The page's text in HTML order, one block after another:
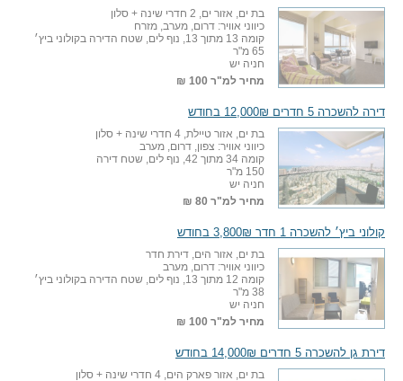
בת ים, אזור ים, 2 חדרי שינה + סלון
כיווני אוויר: דרום, מערב, מזרח
קומה 13 מתוך 13, נוף לים, שטח הדירה בקולוני ביץ׳
65 מ"ר
חניה יש
מחיר למ"ר 100 ₪
דירה להשכרה 5 חדרים 12,000₪ בחודש
בת ים, אזור טיילת, 4 חדרי שינה + סלון
כיווני אוויר: צפון, דרום, מערב
קומה 34 מתוך 42, נוף לים, שטח דירה
150 מ"ר
חניה יש
מחיר למ"ר 80 ₪
קולוני ביץ׳ להשכרה 1 חדר 3,800₪ בחודש
בת ים, אזור הים, דירת חדר
כיווני אוויר: דרום, מערב
קומה 12 מתוך 13, נוף לים, שטח הדירה בקולוני ביץ׳
38 מ"ר
חניה יש
מחיר למ"ר 100 ₪
דירת גן להשכרה 5 חדרים 14,000₪ בחודש
בת ים, אזור פארק הים, 4 חדרי שינה + סלון